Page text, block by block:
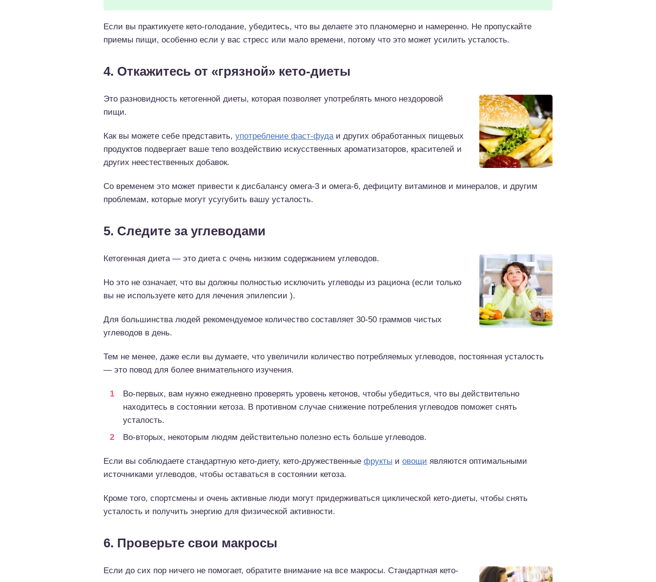
Если вы практикуете кето-голодание, убедитесь, что вы делаете это планомерно и намеренно. Не пропускайте
приемы пищи, особенно если у вас стресс или мало времени, потому что это может усилить усталость.
4. Откажитесь от «грязной» кето-диеты
Это разновидность кетогенной диеты, которая позволяет употреблять много нездоровой
пищи.
Как вы можете себе представить, употребление фаст-фудаи других обработанных пищевых
продуктов подвергает ваше тело воздействию искусственных ароматизаторов, красителей и
других неестественных добавок.
Со временем это может привести к дисбалансу омега-3 и омега-6, дефициту витаминов и минералов, и другим
проблемам, которые могут усугубить вашу усталость.
5. Следите за углеводами
Кетогенная диета — это диета с очень низким содержанием углеводов.
Но это не означает, что вы должны полностью исключить углеводы из рациона (если только
вы не используете кето для лечения эпилепсии ).
Для большинства людей рекомендуемое количество составляет 30-50 граммов чистых
углеводов в день.
Тем не менее, даже если вы думаете, что увеличили количество потребляемых углеводов, постоянная усталость
— это повод для более внимательного изучения.
Во-первых, вам нужно ежедневно проверять уровень кетонов, чтобы убедиться, что вы действительно
находитесь в состоянии кетоза. В противном случае снижение потребления углеводов поможет снять
усталость.
Во-вторых, некоторым людям действительно полезно есть больше углеводов.
Если вы соблюдаете стандартную кето-диету, кето-дружественные фрукты и овощи являются оптимальными
источниками углеводов, чтобы оставаться в состоянии кетоза.
Кроме того, спортсмены и очень активные люди могут придерживаться циклической кето-диеты, чтобы снять
усталость и получить энергию для физической активности.
6. Проверьте свои макросы
Если до сих пор ничего не помогает, обратите внимание на все макросы. Стандартная кето-